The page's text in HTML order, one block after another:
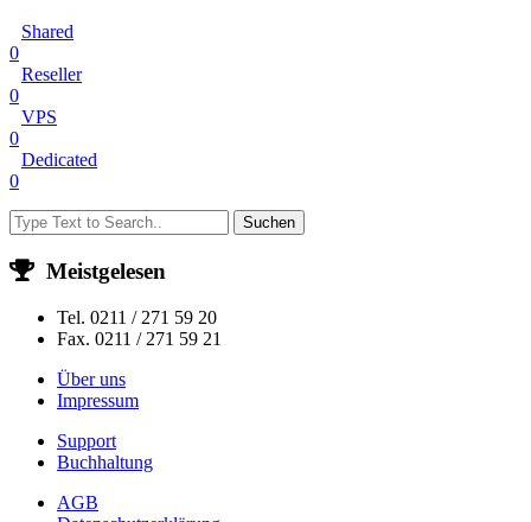
Shared
0
Reseller
0
VPS
0
Dedicated
0
Suchen
Meistgelesen
Tel. 0211 / 271 59 20
Fax. 0211 / 271 59 21
Über uns
Impressum
Support
Buchhaltung
AGB